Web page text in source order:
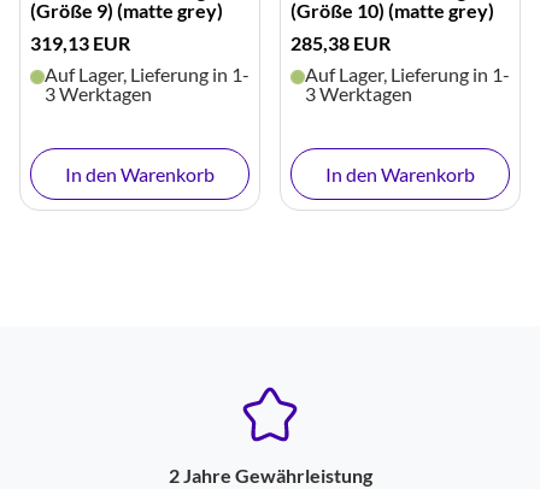
(Größe 9) (matte grey)
319,13 EUR
Auf Lager, Lieferung in 1-
3 Werktagen
In den Warenkorb
(Größe 10) (matte grey)
285,38 EUR
Auf Lager, Lieferung in 1-
3 Werktagen
In den Warenkorb
2 Jahre Gewährleistung